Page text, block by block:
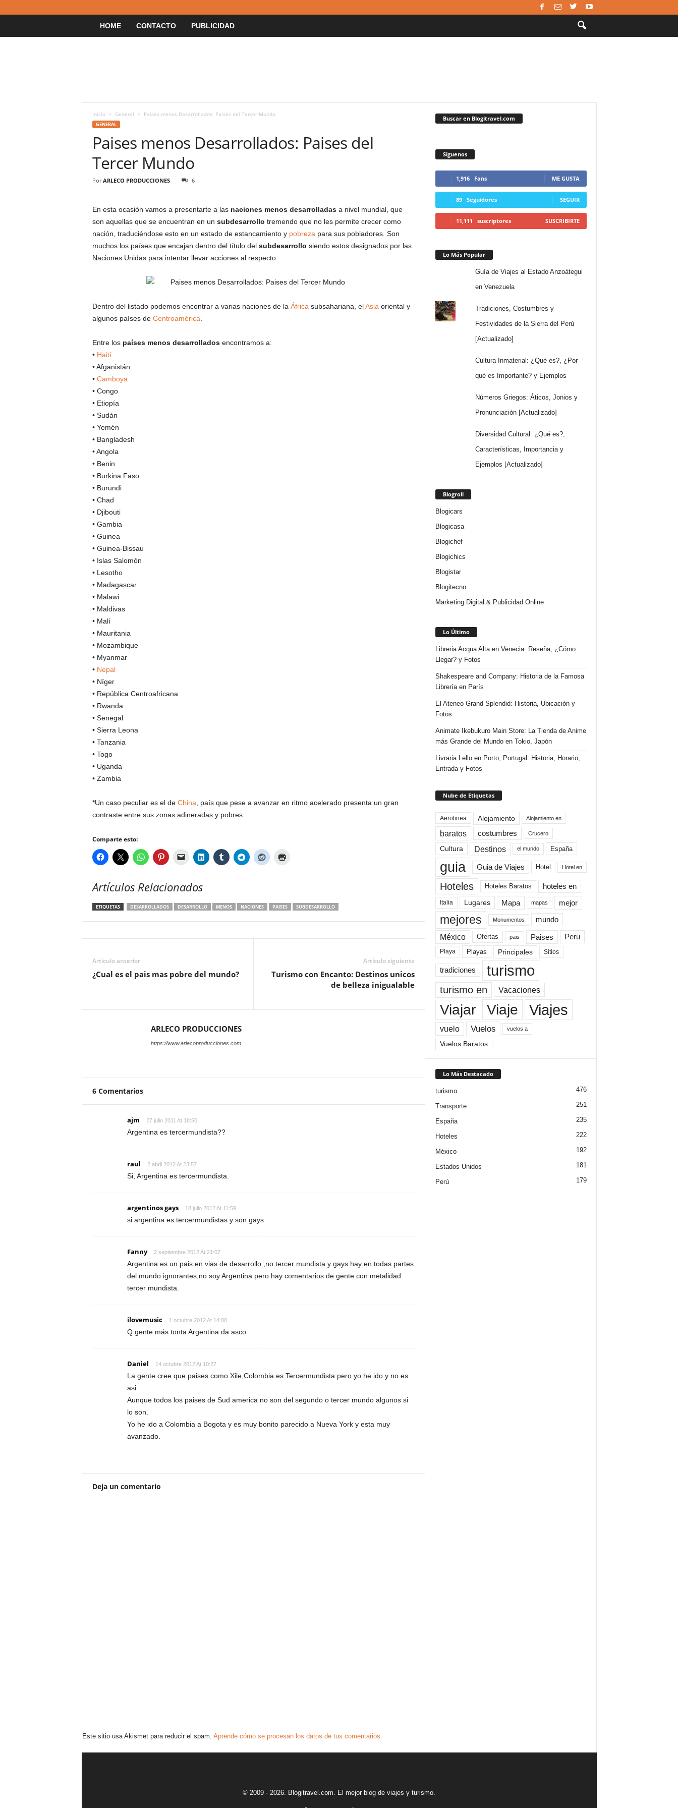
HOME CONTACTO PUBLICIDAD
Inicio General Paises menos Desarrollados: Paises del Tercer Mundo
GENERAL
Paises menos Desarrollados: Paises del
Tercer Mundo
Por ARLECO PRODUCCIONES 6
En esta ocasión vamos a presentarte a las naciones menos desarrolladasa nivel mundial, que
son aquellas que se encuentran en un subdesarrollo tremendo que no les permite crecer como
nación, traduciéndose esto en un estado de estancamiento y pobreza para sus pobladores. Son
muchos los países que encajan dentro del título del subdesarrollo siendo estos designados por las
Naciones Unidas para intentar llevar acciones al respecto.
Dentro del listado podemos encontrar a varias naciones de la África subsahariana, elAsia oriental y
algunos países de Centroamérica
Entre los países menos desarrolladosencontramos a:
• Haití
• Afganistán
• Camboya
• Congo
• Etiopía
• Sudán
• Yemén
• Bangladesh
• Angola
• Benin
• Burkina Faso
• Burundi
• Chad
• Djibouti
• Gambia
• Guinea
• Guinea-Bissau
• Islas Salomón
• Lesotho
• Madagascar
• Malawi
• Maldivas
• Malí
• Mauritania
• Mozambique
• Myanmar
• Nepal
• Níger
• República Centroafricana
• Rwanda
• Senegal
• Sierra Leona
• Tanzania
• Togo
• Uganda
• Zambia
*Un caso peculiar es el de China , país que pese a avanzar en ritmo acelerado presenta un gran
contraste entre sus zonas adineradas y pobres.
Comparte esto:
Artículos Relacionados
ETIQUETAS DESARROLLADOS DESARROLLO MENOS NACIONES PAISES SUBDESARROLLO
Artículo anterior
¿Cual es el pais mas pobre del mundo?
Artículo siguiente
Turismo con Encanto: Destinos unicos
de belleza inigualable
ARLECO PRODUCCIONES
https://www.arlecoproducciones.com
6 Comentarios
ajm 27 julio 2011 At 18:50
Argentina es tercermundista??
raul 2 abril 2012 At 23:57
Si, Argentina es tercermundista.
argentinos gays 18 julio 2012 At 11:59
si argentina es tercermundistas y son gays
Fanny 2 septiembre 2012 At 21:07
Argentina es un pais en vias de desarrollo ,no tercer mundista y gays hay en todas partes
del mundo ignorantes,no soy Argentina pero hay comentarios de gente con metalidad
tercer mundista.
ilovemusic 1 octubre 2012 At 14:00
Q gente más tonta Argentina da asco
Daniel 14 octubre 2012 At 10:27
La gente cree que paises como Xile,Colombia es Tercermundista pero yo he ido y no es
asi.
Aunque todos los paises de Sud america no son del segundo o tercer mundo algunos si
lo son.
Yo he ido a Colombia a Bogota y es muy bonito parecido a Nueva York y esta muy
avanzado.
Deja un comentario
Este sitio usa Akismet para reducir el spam. Aprende cómo se procesan los datos de tus comentarios.
Buscar en Blogitravel.com
Síguenos
1,916 Fans ME GUSTA
89 Seguidores SEGUIR
11,111 suscriptores SUSCRIBIRTE
Lo Más Popular
Guía de Viajes al Estado Anzoátegui
en Venezuela
Tradiciones, Costumbres y
Festividades de la Sierra del Perú
[Actualizado]
Cultura Inmaterial: ¿Qué es?, ¿Por
qué es Importante? y Ejemplos
Números Griegos: Áticos, Jonios y
Pronunciación [Actualizado]
Diversidad Cultural: ¿Qué es?,
Características, Importancia y
Ejemplos [Actualizado]
Blogroll
Blogicars
Blogicasa
Blogichef
Blogichics
Blogistar
Blogitecno
Marketing Digital & Publicidad Online
Lo Último
Libreria Acqua Alta en Venecia: Reseña, ¿Cómo
Llegar? y Fotos
Shakespeare and Company: Historia de la Famosa
Librería en París
El Ateneo Grand Splendid: Historia, Ubicación y
Fotos
Animate Ikebukuro Main Store: La Tienda de Anime
más Grande del Mundo en Tokio, Japón
Livraria Lello en Porto, Portugal: Historia, Horario,
Entrada y Fotos
Nube de Etiquetas
Aerolinea Alojamiento Alojamiento en
baratos costumbres Crucero
Cultura Destinos el mundo España
guia Guia de Viajes Hotel Hotel en
Hoteles Hoteles Baratos hoteles en
Italia Lugares Mapa mapas mejor
mejores Monumentos mundo
México Ofertas pais Paises Peru
Playa Playas Principales Sitios
tradiciones turismo
turismo en Vacaciones
Viajar Viaje Viajes
vuelo Vuelos vuelos a
Vuelos Baratos
Lo Más Destacado
turismo 476
Transporte 251
España 235
Hoteles 222
México 192
Estados Unidos 181
Perú 179
© 2009 - 2026. Blogitravel.com. El mejor blog de viajes y turismo.